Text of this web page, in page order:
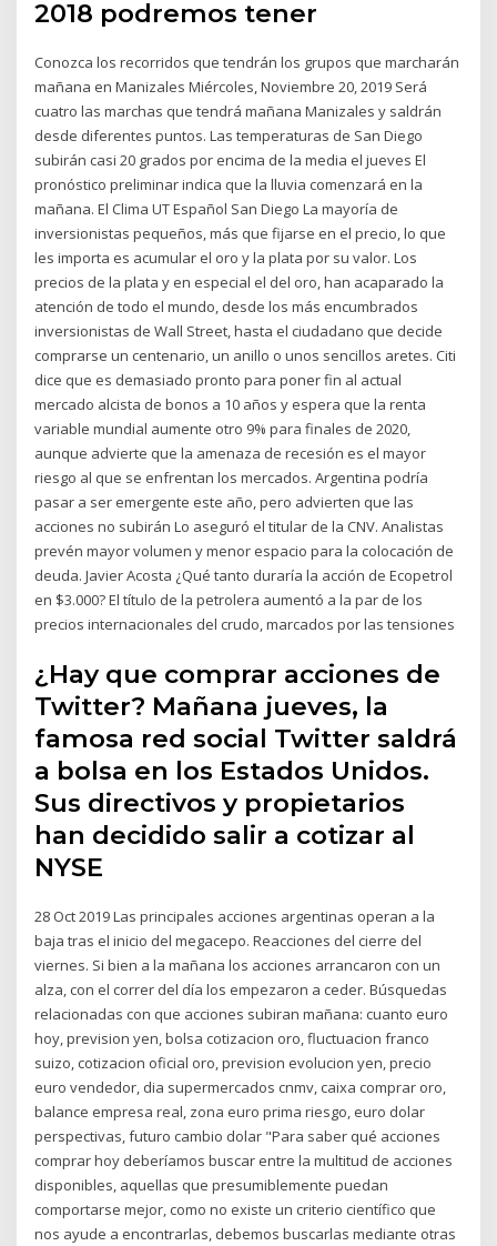
2018 podremos tener
Conozca los recorridos que tendrán los grupos que marcharán
mañana en Manizales Miércoles, Noviembre 20, 2019 Será
cuatro las marchas que tendrá mañana Manizales y saldrán
desde diferentes puntos. Las temperaturas de San Diego
subirán casi 20 grados por encima de la media el jueves El
pronóstico preliminar indica que la lluvia comenzará en la
mañana. El Clima UT Español San Diego La mayoría de
inversionistas pequeños, más que fijarse en el precio, lo que
les importa es acumular el oro y la plata por su valor. Los
precios de la plata y en especial el del oro, han acaparado la
atención de todo el mundo, desde los más encumbrados
inversionistas de Wall Street, hasta el ciudadano que decide
comprarse un centenario, un anillo o unos sencillos aretes. Citi
dice que es demasiado pronto para poner fin al actual
mercado alcista de bonos a 10 años y espera que la renta
variable mundial aumente otro 9% para finales de 2020,
aunque advierte que la amenaza de recesión es el mayor
riesgo al que se enfrentan los mercados. Argentina podría
pasar a ser emergente este año, pero advierten que las
acciones no subirán Lo aseguró el titular de la CNV. Analistas
prevén mayor volumen y menor espacio para la colocación de
deuda. Javier Acosta ¿Qué tanto duraría la acción de Ecopetrol
en $3.000? El título de la petrolera aumentó a la par de los
precios internacionales del crudo, marcados por las tensiones
¿Hay que comprar acciones de
Twitter? Mañana jueves, la
famosa red social Twitter saldrá
a bolsa en los Estados Unidos.
Sus directivos y propietarios
han decidido salir a cotizar al
NYSE
28 Oct 2019 Las principales acciones argentinas operan a la
baja tras el inicio del megacepo. Reacciones del cierre del
viernes. Si bien a la mañana los acciones arrancaron con un
alza, con el correr del día los empezaron a ceder. Búsquedas
relacionadas con que acciones subiran mañana: cuanto euro
hoy, prevision yen, bolsa cotizacion oro, fluctuacion franco
suizo, cotizacion oficial oro, prevision evolucion yen, precio
euro vendedor, dia supermercados cnmv, caixa comprar oro,
balance empresa real, zona euro prima riesgo, euro dolar
perspectivas, futuro cambio dolar "Para saber qué acciones
comprar hoy deberíamos buscar entre la multitud de acciones
disponibles, aquellas que presumiblemente puedan
comportarse mejor, como no existe un criterio científico que
nos ayude a encontrarlas, debemos buscarlas mediante otras